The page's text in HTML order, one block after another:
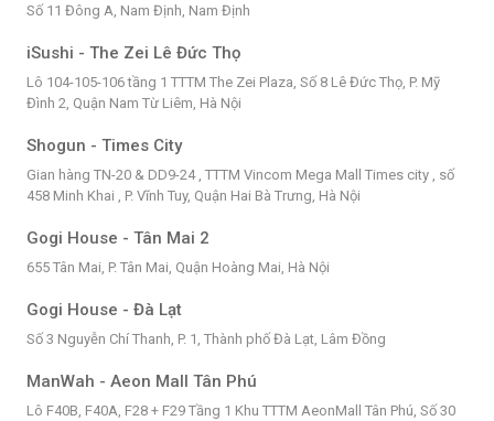
Số 11 Đông A, Nam Định, Nam Định
iSushi - The Zei Lê Đức Thọ
Lô 104-105-106 tầng 1 TTTM The Zei Plaza, Số 8 Lê Đức Thọ, P. Mỹ
Đình 2, Quận Nam Từ Liêm, Hà Nội
Shogun - Times City
Gian hàng TN-20 & DD9-24 , TTTM Vincom Mega Mall Times city , số
458 Minh Khai , P. Vĩnh Tuy, Quận Hai Bà Trưng, Hà Nội
Gogi House - Tân Mai 2
655 Tân Mai, P. Tân Mai, Quận Hoàng Mai, Hà Nội
Gogi House - Đà Lạt
Số 3 Nguyễn Chí Thanh, P. 1, Thành phố Đà Lạt, Lâm Đồng
ManWah - Aeon Mall Tân Phú
Lô F40B, F40A, F28 + F29 Tầng 1 Khu TTTM AeonMall Tân Phú, Số 30